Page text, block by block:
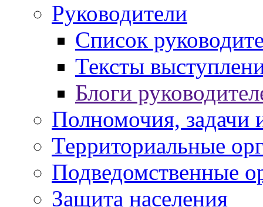
Руководители
Список
Тексты
Блоги
Полномочия, задачи
Территориальные
Подведомственные
Защита населения